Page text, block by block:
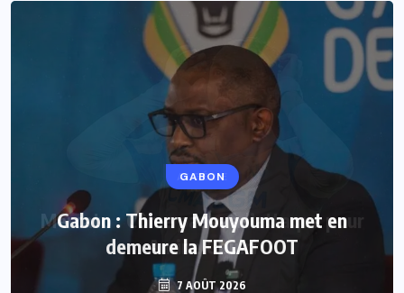
GABON
Gabon : Thierry Mouyouma met en
demeure la FEGAFOOT
7 AOÛT 2026